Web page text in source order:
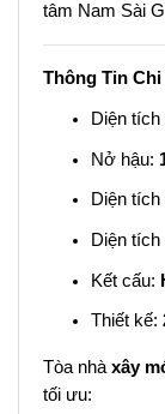
tâm Nam Sài
Thông Tin Chi
Diện tích
Nở hậu:
Diện tích
Diện
Kết cấu:
Thiết kế:
Tòa nhàxây
tối ưu: